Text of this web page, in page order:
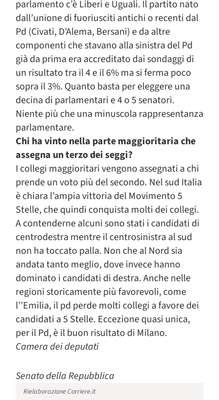
parlamento c’è Liberi e Uguali. Il partito nato
dall’unione di fuoriusciti antichi o recenti dal
Pd (Civati, D’Alema, Bersani) e da altre
componenti che stavano alla sinistra del Pd
già da prima era accreditato dai sondaggi di
un risultato tra il 4 e il 6% ma si ferma poco
sopra il 3%. Quanto basta per eleggere una
decina di parlamentari e 4 o 5 senatori.
Niente più che una minuscola rappresentanza
parlamentare.
Chi ha vinto nella parte maggioritaria che
assegna un terzo dei seggi?
I collegi maggioritari vengono assegnati a chi
prende un voto più del secondo. Nel sud Italia
è chiara l’ampia vittoria del Movimento 5
Stelle, che quindi conquista molti dei collegi.
A contenderne alcuni sono stati i candidati di
centrodestra mentre il centrosinistra al sud
non ha toccato palla. Non che al Nord sia
andata tanto meglio, dove invece hanno
dominato i candidati di destra. Anche nelle
regioni storicamente più favorevoli, come
l’’Emilia, il pd perde molti collegi a favore dei
candidati a 5 Stelle. Eccezione quasi unica,
per il Pd, è il buon risultato di Milano.
Camera dei deputati
Senato della Repubblica
Rielaborazione Corriere.it